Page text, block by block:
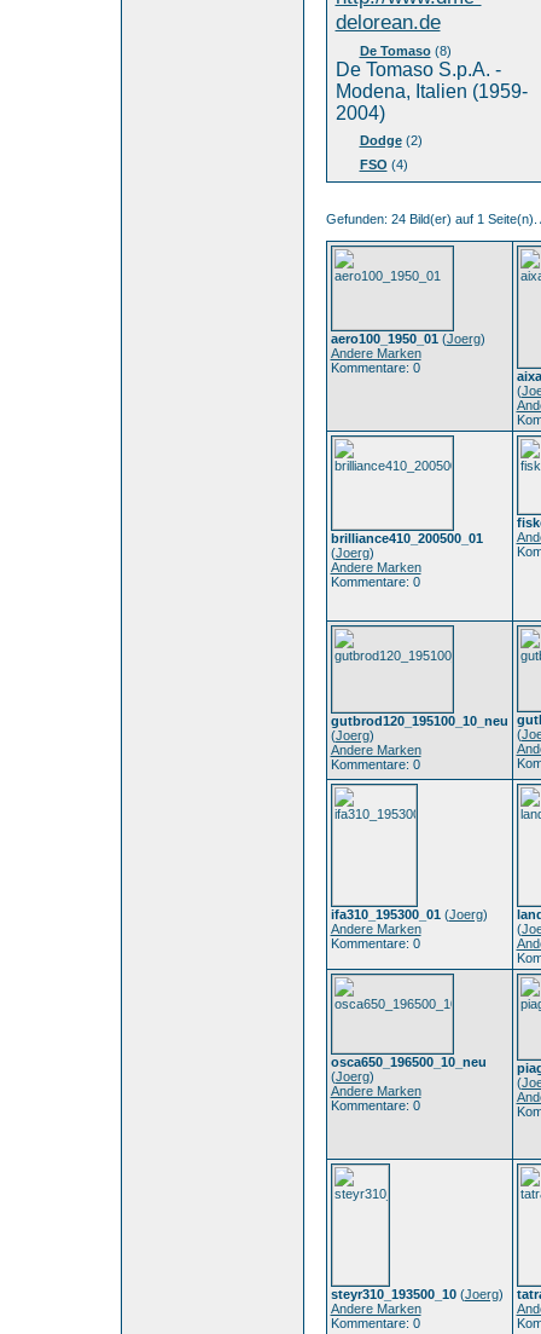
delorean.de
De Tomaso(8)
De Tomaso S.p.A. -
Modena, Italien (1959-
2004)
Dodge(2)
FSO (4)
Gefunden: 24 Bild(er) auf 1 Seite(n).
aero100_1950_01(Joerg)
Andere Marken
Kommentare: 0
(
brilliance410_200500_01
(Joerg)
Andere Marken
Kommentare: 0
gutbrod120_195100_10_neu
(Joerg)
Andere Marken
Kommentare: 0
(
ifa310_195300_01(Joerg)
Andere Marken
Kommentare: 0
(
osca650_196500_10_neu
(Joerg)
Andere Marken
Kommentare: 0
(
steyr310_193500_10(Joerg)
Andere Marken
Kommentare: 0